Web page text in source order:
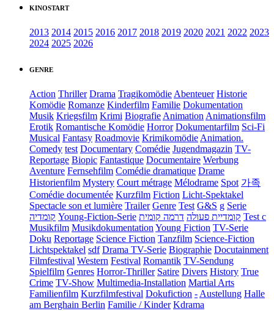
KINOSTART
2013 2014 2015 2016 2017 2018 2019 2020 2021 2022 2023
2024 2025 2026
GENRE
Action Thriller Drama TragikomödieAbenteuer Historie
Komödie Romanze Kinderfilm Familie Dokumentation
Musik Kriegsfilm Krimi BiografieAnimationAnimationsfilm
Erotik Romantische Komödie Horror Dokumentarfilm Sci-Fi
Musical Fantasy Roadmovie KrimikomödieAnimation.
Comedy test Documentary Comédie Jugendmagazin TV-
Reportage Biopic Fantastique Documentaire Werbung
Aventure Fernsehfilm Comédie dramatique Drame
Historienfilm Mystery Court métrage Mélodrame Spot 가족
Comédie documentée Kurzfilm Fiction Licht-Spektakel
Spectacle son et lumière Trailer Genre Test G&S g Serie
קומדיה Young-Fiction-Serie קומדיית פעולה דרמה קומית
Test c
Musikfilm MusikdokumentationYoung Fiction TV-Serie
Doku Reportage Science Fiction Tanzfilm Science-Fiction
Lichtspektakel sdf Drama TV-Serie Biographie Docutainment
Filmfestival Western Festival Romantik TV-Sendung
Spielfilm Genres Horror-Thriller Satire Divers History True
Crime TV-Show Multimedia-Installation Martial Arts
Familienfilm Kurzfilmfestival Dokufiction -Austellung Halle
am Berghain Berlin Familie / Kinder Kdrama